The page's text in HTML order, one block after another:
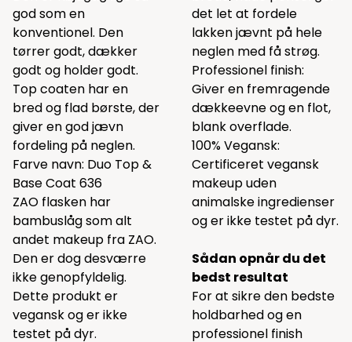
god som en
konventionel. Den
tørrer godt, dækker
godt og holder godt.
Top coaten har en
bred og flad børste, der
giver en god jævn
fordeling på neglen.
Farve navn: Duo Top &
Base Coat 636
ZAO flasken har
bambuslåg som alt
andet makeup fra ZAO.
Den er dog desværre
ikke genopfyldelig.
Dette produkt er
vegansk og er ikke
testet på dyr.
det let at fordele
lakken jævnt på hele
neglen med få strøg.
Professionel finish:
Giver en fremragende
dækkeevne og en flot,
blank overflade.
100% Vegansk:
Certificeret vegansk
makeup uden
animalske ingredienser
og er ikke testet på dyr.
Sådan opnår du det
bedst resultat
For at sikre den bedste
holdbarhed og en
professionel finish